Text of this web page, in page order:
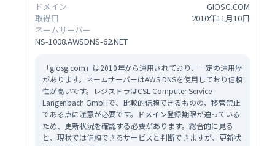
ドメイン
GIOSG.COM
取得日
2010年11月10日
ネームサーバー
NS-1008.AWSDNS-62.NET
「giosg.com」は2010年から運用されており、一定の運用歴
があります。ネームサーバーはAWS DNSを使用しており信頼
性が高いです。レジストラはCSL Computer Service
Langenbach GmbHで、比較的信頼できるものの、移管禁止
である点に注意が必要です。ドメイン登録期限が迫っている
ため、更新状況を確認する必要があります。総合的に見る
と、現状では信頼できるサービスと判断できますが、更新状